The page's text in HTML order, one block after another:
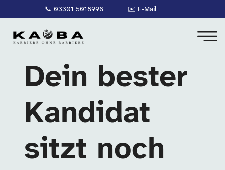
📞 03301 5018996 ✉️ E-Mail
Dein bester
Kandidat
sitzt noch